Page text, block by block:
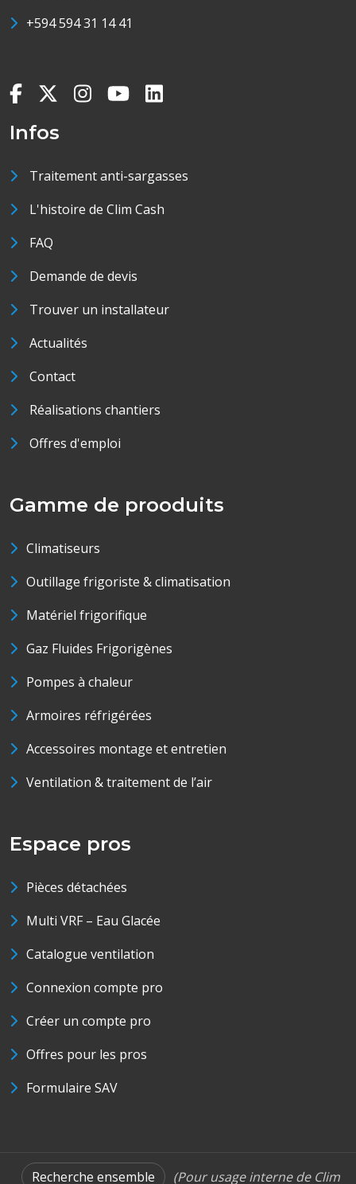
+594 594 31 14 41
Infos
Traitement anti-sargasses
L'histoire de Clim Cash
FAQ
Demande de devis
Trouver un installateur
Actualités
Contact
Réalisations chantiers
Offres d'emploi
Gamme de prooduits
Climatiseurs
Outillage frigoriste & climatisation
Matériel frigorifique
Gaz Fluides Frigorigènes
Pompes à chaleur
Armoires réfrigérées
Accessoires montage et entretien
Ventilation & traitement de l’air
Espace pros
Pièces détachées
Multi VRF – Eau Glacée
Catalogue ventilation
Connexion compte pro
Créer un compte pro
Offres pour les pros
Formulaire SAV
Recherche ensemble (Pour usage interne de Clim